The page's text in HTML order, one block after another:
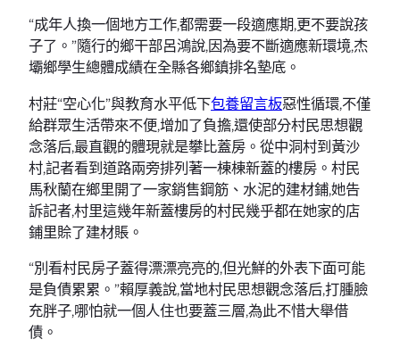
“成年人換一個地方工作,都需要一段適應期,更不要說孩
子了。”隨行的鄉干部呂鴻說,因為要不斷適應新環境,杰
壩鄉學生總體成績在全縣各鄉鎮排名墊底。
村莊“空心化”與教育水平低下包養留言板惡性循環,不僅
給群眾生活帶來不便,增加了負擔,還使部分村民思想觀
念落后,最直觀的體現就是攀比蓋房。從中洞村到黃沙
村,記者看到道路兩旁排列著一棟棟新蓋的樓房。村民
馬秋蘭在鄉里開了一家銷售鋼筋、水泥的建材鋪,她告
訴記者,村里這幾年新蓋樓房的村民幾乎都在她家的店
鋪里賒了建材賬。
“別看村民房子蓋得漂漂亮亮的,但光鮮的外表下面可能
是負債累累。”賴厚義說,當地村民思想觀念落后,打腫臉
充胖子,哪怕就一個人住也要蓋三層,為此不惜大舉借
債。